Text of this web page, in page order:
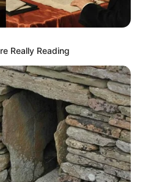
CƏMİYYƏT
saxlanıla bilərmi?
0 0
Really Reading